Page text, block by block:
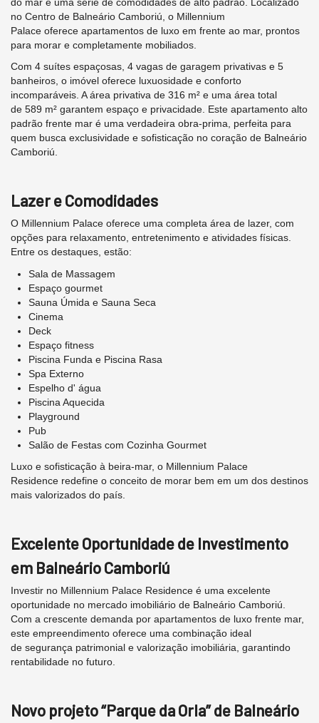
no Centro de Balneário Camboriú, o Millennium
Palace oferece apartamentos de luxo em frente ao mar, prontos
para morar e completamente mobiliados.
Com 4 suítes espaçosas, 4 vagas de garagem privativas e 5
banheiros, o imóvel oferece luxuosidade e conforto
incomparáveis. A área privativa de 316 m² e uma área total
de 589 m² garantem espaço e privacidade. Este apartamento alto
padrão frente mar é uma verdadeira obra-prima, perfeita para
quem busca exclusividade e sofisticação no coração de Balneário
Camboriú.
Lazer e Comodidades
O Millennium Palace oferece uma completa área de lazer, com
opções para relaxamento, entretenimento e atividades físicas.
Entre os destaques, estão:
Sala de Massagem
Espaço gourmet
Sauna Úmida e Sauna Seca
Cinema
Deck
Espaço fitness
Piscina Funda e Piscina Rasa
Spa Externo
Espelho d' água
Piscina Aquecida
Playground
Pub
Salão de Festas com Cozinha Gourmet
Luxo e sofisticação à beira-mar, o Millennium Palace
Residence redefine o conceito de morar bem em um dos destinos
mais valorizados do país.
Excelente Oportunidade de Investimento
em Balneário Camboriú
Investir no Millennium Palace Residence é uma excelente
oportunidade no mercado imobiliário de Balneário Camboriú.
Com a crescente demanda por apartamentos de luxo frente mar,
este empreendimento oferece uma combinação ideal
de segurança patrimonial e valorização imobiliária, garantindo
rentabilidade no futuro.
Novo projeto “Parque da Orla” de Balneário